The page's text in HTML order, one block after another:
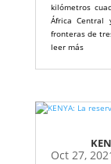
kilómetros
África
fronteras de
leer más
Oct 27,